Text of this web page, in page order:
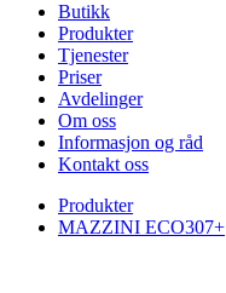
Butikk
Produkter
Tjenester
Priser
Avdelinger
Om oss
Informasjon og råd
Kontakt oss
Produkter
MAZZINI ECO307+